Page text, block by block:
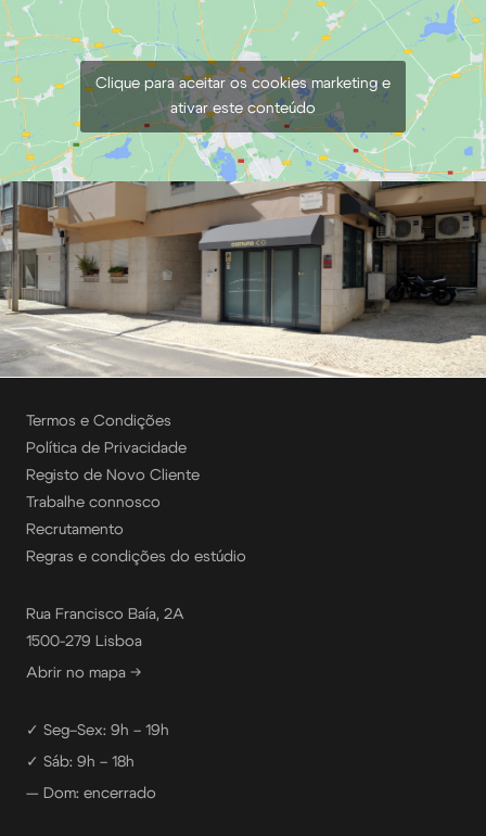
Clique para aceitar os cookies marketing e
ativar este conteúdo
Termos e Condições
Política de Privacidade
Registo de Novo Cliente
Trabalhe connosco
Recrutamento
Regras e condições do estúdio
Rua Francisco Baía, 2A
1500-279 Lisboa
Abrir no mapa →
✓ Seg–Sex: 9h – 19h
✓ Sáb: 9h – 18h
— Dom: encerrado